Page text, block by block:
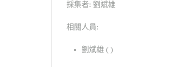
採集者: 劉斌雄
相關人員:
劉斌雄 ( )